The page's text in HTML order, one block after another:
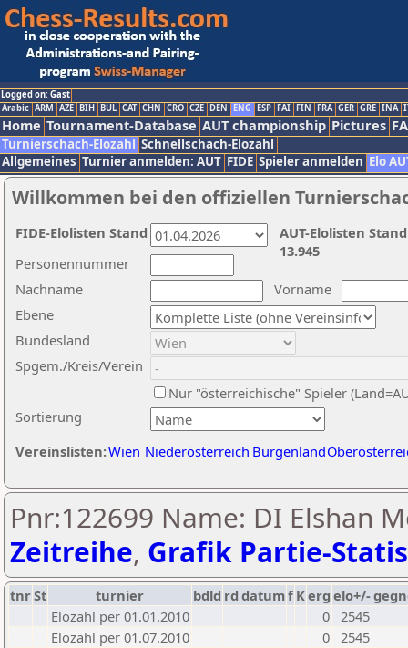
Logged on: Gast
Arabic ARM AZE BIH BUL CAT CHN CRO CZE DEN ENG ESP FAI FIN FRA GER GRE INA
Home Tournament-Database AUT championship Pictures
Turnierschach-Elozahl Schnellschach-Elozahl
Allgemeines Turnier anmelden: AUT FIDE Spieler anmelden Elo
Willkommen bei den offiziellen
Nachname
Vorname
Ebene
Sortierung
Personennummer
Bundesland
Spgem./Kreis/Verein
Nur "österreichische" Spieler
Vereinslisten:Wien Niederösterreich Burgenland
AUT-Elolisten
13.945
FIDE-Elolisten Stand
Pnr:122699 Name: DI Elshan
Zeitreihe, Grafik Partie-
tnrSt turnier bdld rd datumf Kerg elo+/-
Elozahl per 01.01.2010
0 2545
Elozahl per 01.07.2010
0 2545